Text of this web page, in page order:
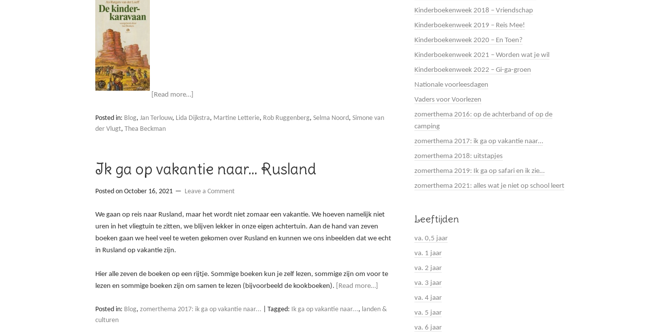
[Read more…]
Posted in: Blog, Jan Terlouw, Lida Dijkstra, Martine Letterie, Rob Ruggenberg, Selma Noord, Simone van
der Vlugt, Thea Beckman
Ik ga op vakantie naar… Rusland
Posted on October 16, 2021 Leave a Comment
We gaan op reis naar Rusland, maar het wordt niet zomaar een vakantie. We hoeven namelijk niet
uren in het vliegtuin te zitten, we blijven lekker in onze eigen achtertuin. Aan de hand van zeven
boeken gaan we heel veel te weten gekomen over Rusland en kunnen we ons inbeelden dat we echt
in Rusland op vakantie zijn.
Hier alle zeven de boeken op een rijtje. Sommige boeken kun je zelf lezen, sommige zijn om voor te
lezen en sommige boeken zijn om samen te lezen (bijvoorbeeld de kookboeken).
[Read more…]
Posted in: Blog, zomerthema 2017: ik ga op vakantie naar... Tagged: Ik ga op vakantie naar..., landen &
culturen
Kinderboekenweek 2018 – Vriendschap
Kinderboekenweek 2019 – Reis Mee!
Kinderboekenweek 2020 – En Toen?
Kinderboekenweek 2021 – Worden wat je wil
Kinderboekenweek 2022 – Gi-ga-groen
Nationale voorleesdagen
Vaders voor Voorlezen
zomerthema 2016: op de achterband of op de
camping
zomerthema 2017: ik ga op vakantie naar…
zomerthema 2018: uitstapjes
zomerthema 2019: Ik ga op safari en ik zie…
zomerthema 2021: alles wat je niet op school leert
Leeftijden
va. 0,5 jaar
va. 1 jaar
va. 2 jaar
va. 3 jaar
va. 4 jaar
va. 5 jaar
va. 6 jaar